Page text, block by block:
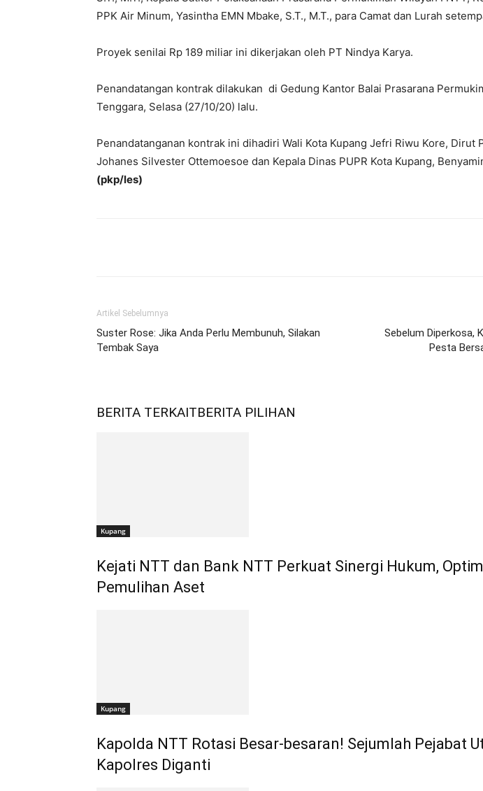
PPK Air Minum, Yasintha EMN Mbake, S.T., M.T., para Camat dan Lurah
Proyek senilai Rp 189 miliar ini dikerjakan oleh PT Nindya Karya.
Penandatangan kontrak dilakukan di Gedung Kantor Balai Prasarana
Tenggara, Selasa (27/10/20) lalu.
Penandatanganan kontrak ini dihadiri Wali Kota Kupang Jefri Riwu Kore, Dirut
Johanes Silvester Ottemoesoe dan Kepala Dinas PUPR Kota Kupang,
(pkp/les)
Artikel Sebelumnya
Suster Rose: Jika Anda Perlu Membunuh, Silakan
Tembak Saya
Sebelum Diperkosa,
Pesta
BERITA TERKAITBERITA PILIHAN
Kupang
Kejati NTT dan Bank NTT Perkuat Sinergi Hukum,
Pemulihan Aset
Kupang
Kapolda NTT Rotasi Besar-besaran! Sejumlah Pejabat
Kapolres Diganti